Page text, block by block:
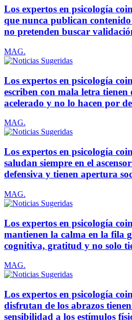
Los expertos en psicología
que nunca publican contenido
no pretenden buscar
MAG.
Los expertos en psicología
escriben con mala letra tienen
acelerado y no lo hacen por
MAG.
Los expertos en psicología
saludan siempre en el
defensiva y tienen apertura
MAG.
Los expertos en psicología
mantienen la calma en la fila
cognitiva, gratitud y no solo
MAG.
Los expertos en psicología
disfrutan de los abrazos
sensibilidad a los estímulos